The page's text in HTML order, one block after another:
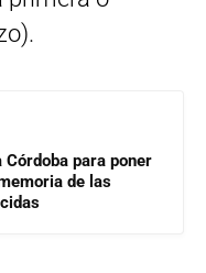
Córdoba para poner
de las